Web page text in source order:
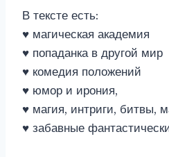
В тексте есть:
♥ магическая академия
♥ попаданка в другой мир
♥ комедия положений
♥ юмор и ирония,
♥ магия, интриги, битвы,
♥ забавные